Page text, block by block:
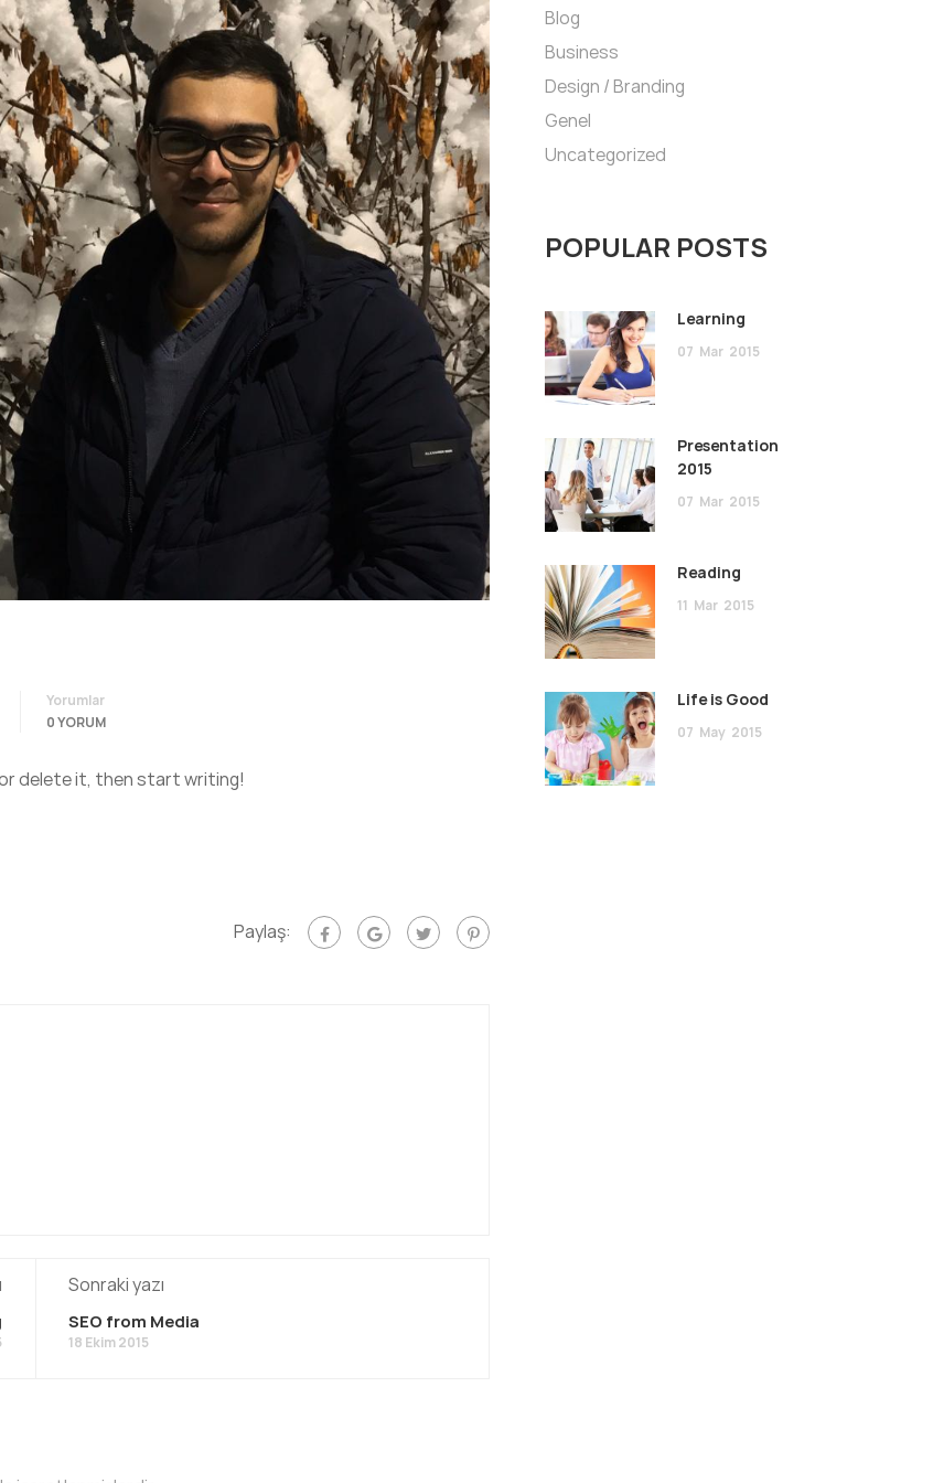
Yorumlar
0 YORUM
delete it, then start writing!
Paylaş:
Sonraki yazı
SEO from Media
18 Ekim 2015
Blog
Business
Design / Branding
Genel
Uncategorized
POPULAR POSTS
Learning
07 Mar 2015
Presentation
2015
07 Mar 2015
Reading
11 Mar 2015
Life is Good
07 May 2015